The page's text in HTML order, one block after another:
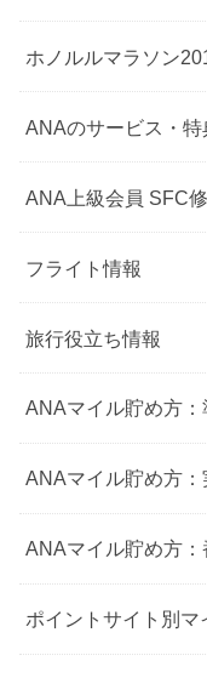
ホノルルマラソン
ANAのサービス・特
ANA上級会員 SFC
フライト情報
旅行役立ち情報
ANAマイル貯め方：
ANAマイル貯め方：
ANAマイル貯め方：
ポイントサイト別マ